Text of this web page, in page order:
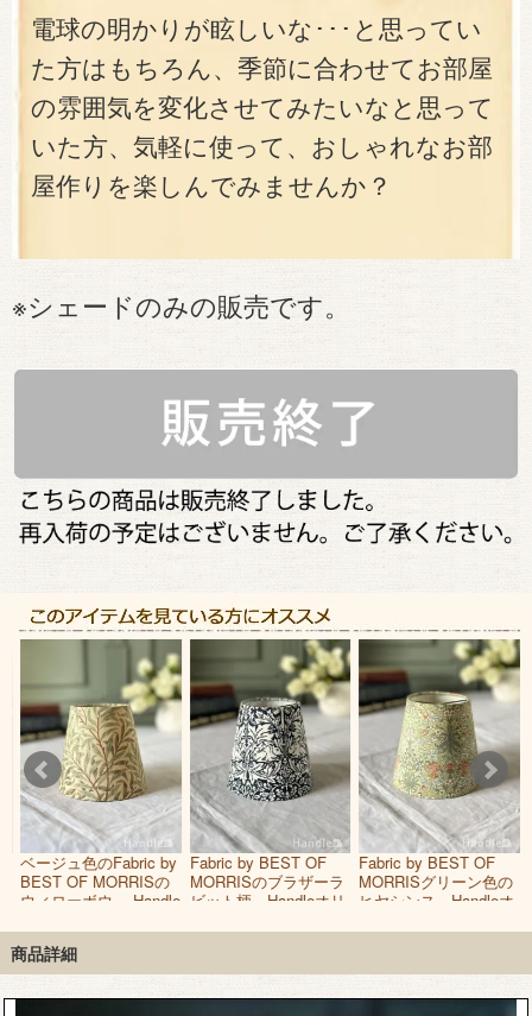
電球の明かりが眩しいな･･･と思ってい
た方はもちろん、季節に合わせてお部屋
の雰囲気を変化させてみたいなと思って
いた方、気軽に使って、おしゃれなお部
屋作りを楽しんでみませんか？
※シェードのみの販売です。
ベージュ色のFabric by
BEST OF MORRISの
ウィローボウ、 Handle
シェード
Fabric by BEST OF
MORRISのブラザーラ
ビット柄、Handleオリ
ード
Fabric by BEST OF
MORRISグリーン色の
ヒヤシンス、Handleオ
ェード
商品詳細